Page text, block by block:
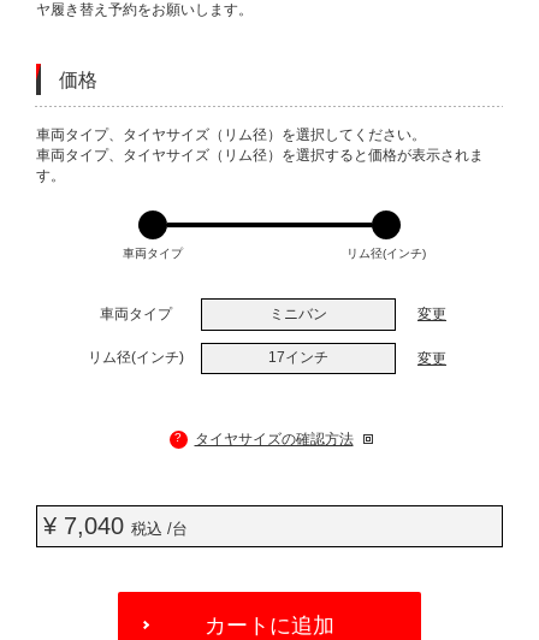
ヤ履き替え予約をお願いします。
価格
VARIATIONS
車両タイプ、タイヤサイズ（リム径）を選択してください。
車両タイプ、タイヤサイズ（リム径）を選択すると価格が表示されま
す。
車両タイプ リム径(インチ)
車両タイプ ミニバン 変更
リム径(インチ) 17インチ 変更
? タイヤサイズの確認方法
¥ 7,040 税込 /台
カートに追加